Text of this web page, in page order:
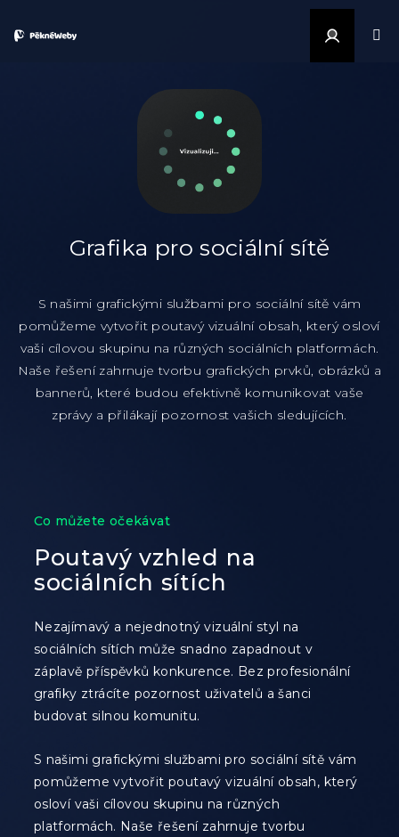
S našimi grafickými službami pro sociální sítě vám
pomůžeme vytvořit poutavý vizuální obsah, který osloví
vaši cílovou skupinu na různých sociálních platformách.
Naše řešení zahrnuje tvorbu grafických prvků, obrázků a
bannerů, které budou efektivně komunikovat vaše
zprávy a přilákají pozornost vašich sledujících.
Grafika pro sociální sítě
Co můžete očekávat
Poutavý vzhled na
sociálních sítích
Nezajímavý a nejednotný vizuální styl na
sociálních sítích může snadno zapadnout v
záplavě příspěvků konkurence. Bez profesionální
grafiky ztrácíte pozornost uživatelů a šanci
budovat silnou komunitu.
S našimi grafickými službami pro sociální sítě vám
pomůžeme vytvořit poutavý vizuální obsah, který
osloví vaši cílovou skupinu na různých
platformách. Naše řešení zahrnuje tvorbu